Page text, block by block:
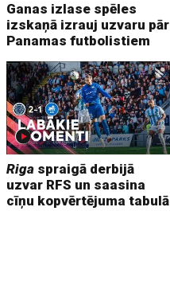
Ganas izlase spēles
izskaņā izrauj uzvaru pār
Panamas futbolistiem
Riga spraigā derbijā
uzvar RFS un saasina
cīņu kopvērtējuma tabulā